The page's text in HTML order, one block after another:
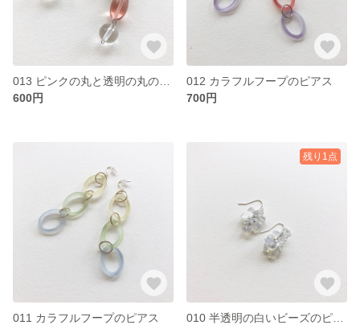
600円
012 カラフルフープのピアス
700円
011 カラフルフープのピアス
残り1点